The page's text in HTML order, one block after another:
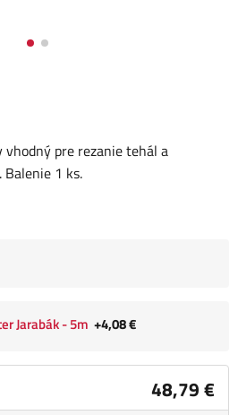
48,79 €
pre rezanie tehál a
1 ks.
Jarabák - 5m +4,08 €